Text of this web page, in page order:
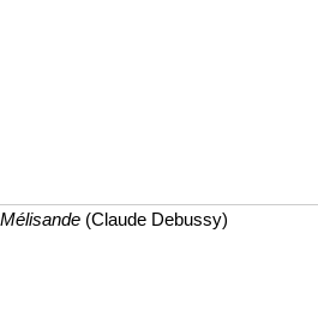
(Claude Debussy)